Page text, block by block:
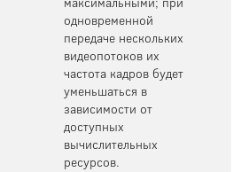
одновременной
передаче нескольких
видеопотоков их
частота кадров будет
уменьшаться в
зависимости от
доступных
вычислительных
ресурсов.